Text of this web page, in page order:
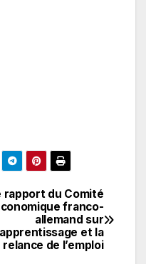
rapport du Comité
franco-
allemand sur
et la
relance de l’emploi